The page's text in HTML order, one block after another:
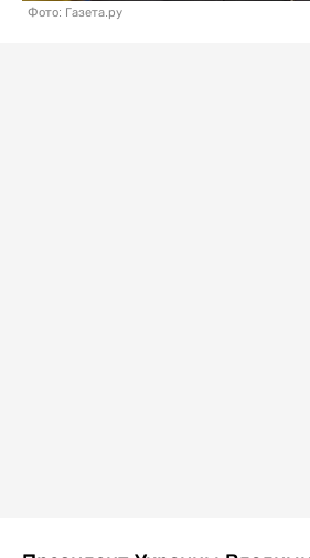
Фото: Газета.ру